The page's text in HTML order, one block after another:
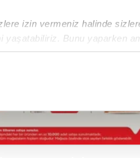
izin vermeniz halinde
yaşatabiliriz. Bunu yaparken
adına elimizden
kullanıcılar, bu
iyi bir hizmet sunabilmek
çeşitli kişisel